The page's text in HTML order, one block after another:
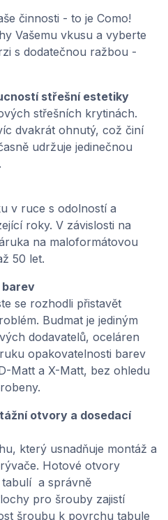
1216 D-MATT RAL
- černá |
Kč / m2
+
činnosti - to je Como!
Vašemu vkusu a vyberte
s dodatečnou ražbou -
střešní estetiky
střešních krytinách.
dvakrát ohnutý, což činí
udržuje jedinečnou
v ruce s odolností a
roky. V závislosti na
na maloformátovou
50 let.
se rozhodli přistavět
Budmat je jediným
dodavatelů, oceláren
opakovatelnosti barev
Matt a X-Matt, bez ohledu
otvory a dosedací
který usnadňuje montáž a
Hotové otvory
a správně
pro šrouby zajistí
šroubu k povrchu tabule